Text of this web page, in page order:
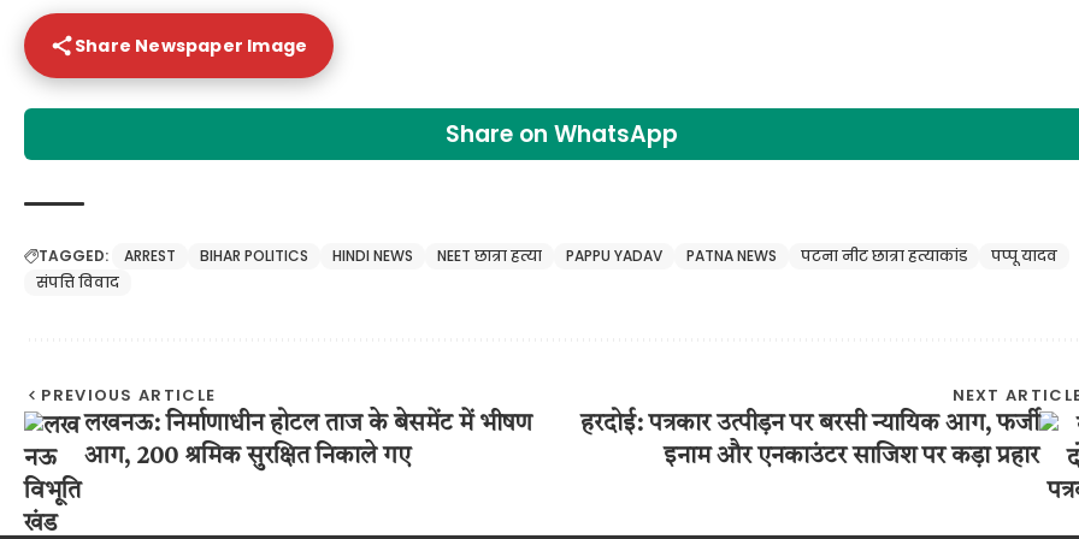
Share Newspaper Image
Share on WhatsApp
TAGGED: ARREST BIHAR POLITICS HINDI NEWS NEET छात्रा हत्या PAPPU YADAV PATNA NEWS पटना नीट छात्रा हत्याकांड
पप्पू यादव
संपत्ति विवाद
PREVIOUS ARTICLE
लखनऊ: निर्माणाधीन होटल ताज के बेसमेंट में भीषण
आग, 200 श्रमिक सुरक्षित निकाले गए
NEXT
हरदोई: पत्रकार उत्पीड़न पर बरसी न्यायिक आग, फर्जी
इनाम और एनकाउंटर साजिश पर कड़ा प्रहार